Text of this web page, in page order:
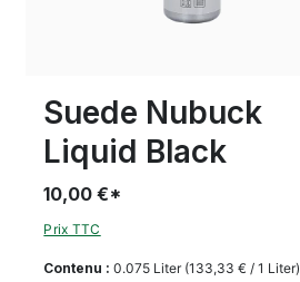
Suede Nubuck
Liquid Black
Contenu :0.075 Liter (133,33 € / 1 Liter)
10,00 €*
Prix TTC